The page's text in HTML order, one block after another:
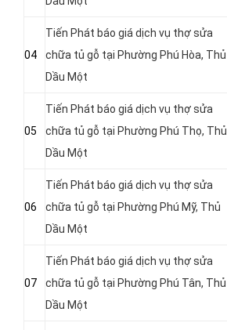
04
Tiến Phát báo giá dịch vụ thợ sửa
chữa tủ gỗ tại Phường Phú Hòa, Thủ
Dầu Một
05
Tiến Phát báo giá dịch vụ thợ sửa
chữa tủ gỗ tại Phường Phú Thọ, Thủ
Dầu Một
06
Tiến Phát báo giá dịch vụ thợ sửa
chữa tủ gỗ tại Phường Phú Mỹ, Thủ
Dầu Một
07
Tiến Phát báo giá dịch vụ thợ sửa
chữa tủ gỗ tại Phường Phú Tân, Thủ
Dầu Một